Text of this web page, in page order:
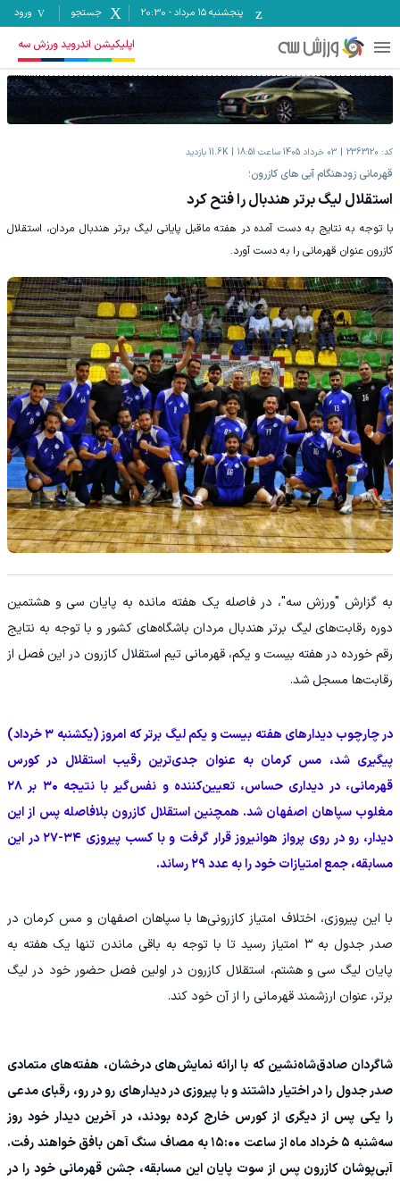
پنجشنبه ۱۵ مرداد -
20:30 جستجو ورود
اپلیکیشن اندروید ورزش سه
کد: 2363120 03 خرداد 1405 ساعت 18:51 11.6K بازدید
قهرمانی زودهنگام آبی های کازرون؛
استقلال لیگ برتر هندبال را فتح کرد
با توجه به نتایج به دست آمده در هفته ماقبل پایانی لیگ برتر هندبال مردان، استقلال
کازرون عنوان قهرمانی را به دست آورد.
به گزارش "ورزش سه"، در فاصله یک هفته مانده به پایان سی‌ و هشتمین
دوره رقابت‌های لیگ برتر هندبال مردان باشگاه‌های کشور و با توجه به نتایج
رقم‌ خورده در هفته بیست‌ و یکم، قهرمانی تیم استقلال کازرون در این فصل از
رقابت‌ها مسجل شد.
در چارچوب دیدارهای هفته‌ بیست‌ و یکم لیگ برتر که امروز (یکشنبه ۳ خرداد)
پیگیری شد، مس کرمان به عنوان جدی‌ترین رقیب استقلال در کورس
قهرمانی، در دیداری حساس، تعیین‌کننده و نفس‌گیر با نتیجه ۳۰ بر ۲۸
مغلوب سپاهان اصفهان شد. همچنین استقلال کازرون بلافاصله پس از این
دیدار، رو در روی پرواز هوانیروز قرار گرفت و با کسب پیروزی ۳۴-۲۷ در این
مسابقه، جمع امتیازات خود را به عدد ۲۹ رساند.
با این پیروزی، اختلاف امتیاز کازرونی‌ها با سپاهان اصفهان و مس کرمان در
صدر جدول به ۳ امتیاز رسید تا با توجه به باقی ماندن تنها یک هفته به
پایان لیگ سی‌ و هشتم، استقلال کازرون در اولین فصل حضور خود در لیگ
برتر، عنوان ارزشمند قهرمانی را از آن خود کند.
شاگردان صادق‌شاه‌نشین که با ارائه نمایش‌های درخشان، هفته‌های متمادی
صدر جدول را در اختیار داشتند و با پیروزی در دیدارهای رو در رو، رقبای مدعی
را یکی پس از دیگری از کورس خارج کرده بودند، در آخرین دیدار خود روز
سه‌شنبه ۵ خرداد ماه از ساعت ۱۵:۰۰ به مصاف سنگ آهن بافق خواهند رفت.
آبی‌پوشان کازرون پس از سوت پایان این مسابقه، جشن قهرمانی خود را در